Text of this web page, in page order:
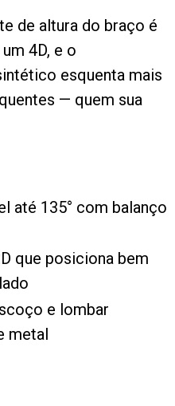
de altura do braço é
4D, e o
esquenta mais
— quem sua
até 135° com balanço
que posiciona bem
e lombar
metal